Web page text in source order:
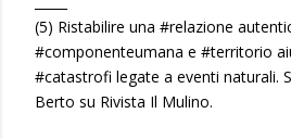
(5) Ristabilire una #relazione
#componenteumana e #territorio
#catastrofi legate a eventi naturali.
Berto su Rivista Il Mulino.